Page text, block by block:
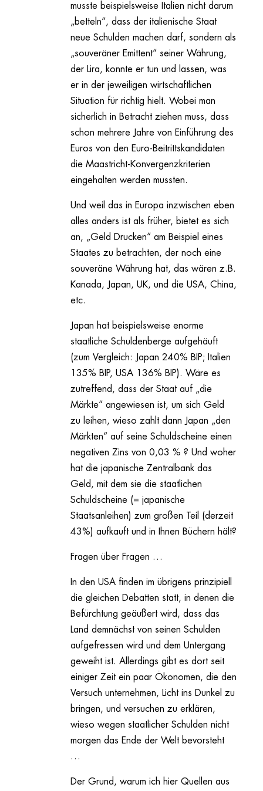
musste beispielsweise Italien nicht darum
„betteln“, dass der italienische Staat
neue Schulden machen darf, sondern als
„souveräner Emittent“ seiner Währung,
der Lira, konnte er tun und lassen, was
er in der jeweiligen wirtschaftlichen
Situation für richtig hielt. Wobei man
sicherlich in Betracht ziehen muss, dass
schon mehrere Jahre von Einführung des
Euros von den Euro-Beitrittskandidaten
die Maastricht-Konvergenzkriterien
eingehalten werden mussten.
Und weil das in Europa inzwischen eben
alles anders ist als früher, bietet es sich
an, „Geld Drucken“ am Beispiel eines
Staates zu betrachten, der noch eine
souveräne Währung hat, das wären z.B.
Kanada, Japan, UK, und die USA, China,
etc.
Japan hat beispielsweise enorme
staatliche Schuldenberge aufgehäuft
(zum Vergleich: Japan 240% BIP; Italien
135% BIP, USA 136% BIP). Wäre es
zutreffend, dass der Staat auf „die
Märkte“ angewiesen ist, um sich Geld
zu leihen, wieso zahlt dann Japan „den
Märkten“ auf seine Schuldscheine einen
negativen Zins von 0,03 % ? Und woher
hat die japanische Zentralbank das
Geld, mit dem sie die staatlichen
Schuldscheine (= japanische
Staatsanleihen) zum großen Teil (derzeit
43%) aufkauft und in Ihnen Büchern hält?
Fragen über Fragen …
In den USA finden im übrigens prinzipiell
die gleichen Debatten statt, in denen die
Befürchtung geäußert wird, dass das
Land demnächst von seinen Schulden
aufgefressen wird und dem Untergang
geweiht ist. Allerdings gibt es dort seit
einiger Zeit ein paar Ökonomen, die den
Versuch unternehmen, Licht ins Dunkel zu
bringen, und versuchen zu erklären,
wieso wegen staatlicher Schulden nicht
morgen das Ende der Welt bevorsteht
…
Der Grund, warum ich hier Quellen aus